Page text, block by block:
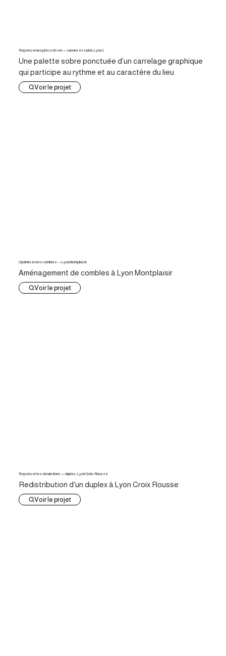
Repenser une pièce de vie — cuisine et salon, Lyon 8
Une palette sobre ponctuée d’un carrelage graphique
qui participe au rythme et au caractère du lieu
Voir le projet
Optimiser des combles — Lyon Montplaisir
Aménagement de combles à Lyon Montplaisir
Voir le projet
Repenser les circulations — duplex, Lyon Croix-Rousse
Redistribution d'un duplex à Lyon Croix Rousse
Voir le projet